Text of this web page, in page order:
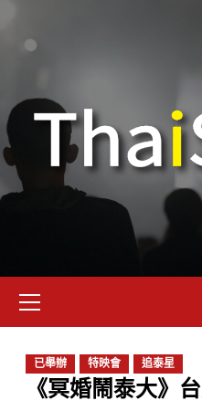
已舉辦 特映會 追泰星
《冥婚鬧泰大》